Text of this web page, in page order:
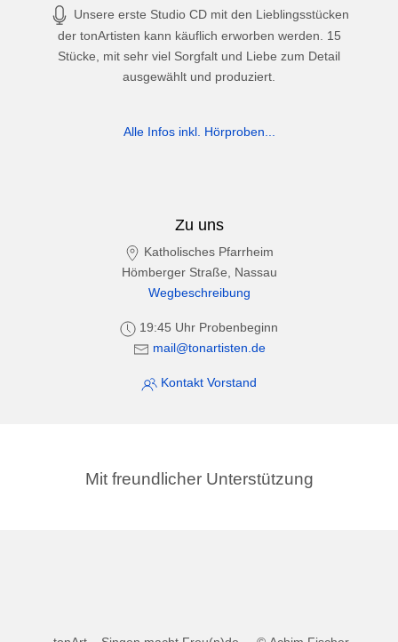
Unsere erste Studio CD mit den Lieblingsstücken
der tonArtisten kann käuflich erworben werden. 15
Stücke, mit sehr viel Sorgfalt und Liebe zum Detail
ausgewählt und produziert.
Alle Infos inkl. Hörproben...
Zu uns
Katholisches Pfarrheim
Hömberger Straße, Nassau
Wegbeschreibung
19:45 Uhr Probenbeginn
mail@tonartisten.de
Kontakt Vorstand
Mit freundlicher Unterstützung